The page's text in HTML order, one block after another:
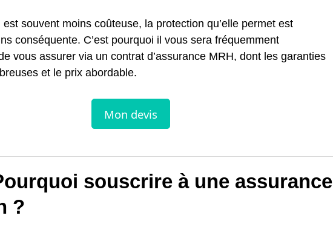
souvent moins coûteuse, la protection qu’elle permet est
conséquente. C’est pourquoi il vous sera fréquemment
vous assurer via un contrat d’assurance MRH, dont les garanties
et le prix abordable.
souscrire à une assurance
?